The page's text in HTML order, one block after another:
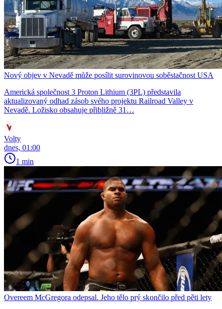
Nový objev v Nevadě může posílit surovinovou soběstačnost USA
Americká společnost 3 Proton Lithium (3PL) představila
aktualizovaný odhad zásob svého projektu Railroad Valley v
Nevadě. Ložisko obsahuje přibližně 31…
Volty
dnes, 01:00
1 min
Overeem McGregora odepsal. Jeho tělo prý skončilo před pěti lety